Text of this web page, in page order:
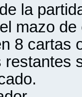
la
mazo de
8 cartas